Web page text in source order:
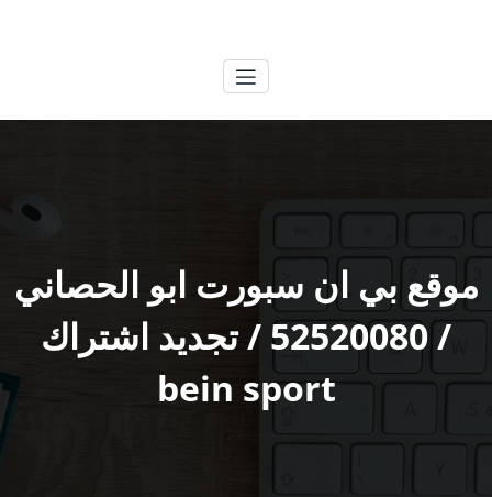
موقع بي ان سبورت ابو الحصاني
/ 52520080 / تجديد اشتراك
bein sport